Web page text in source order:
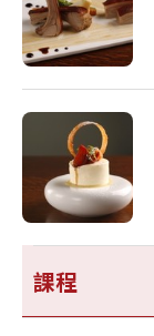
課程